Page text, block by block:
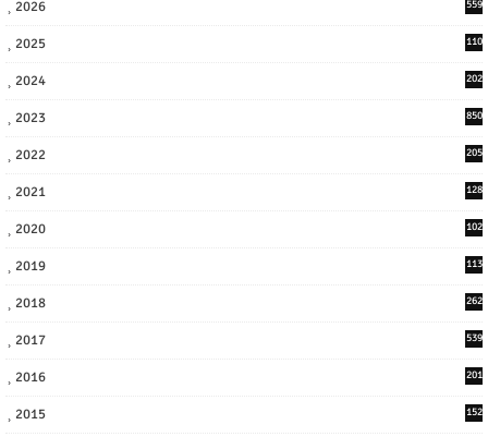
2026 559
2025
110
2024
202
2023 850
2022
205
2021
128
2020
102
2019
113
2018
262
2017
539
2016
201
2015 152